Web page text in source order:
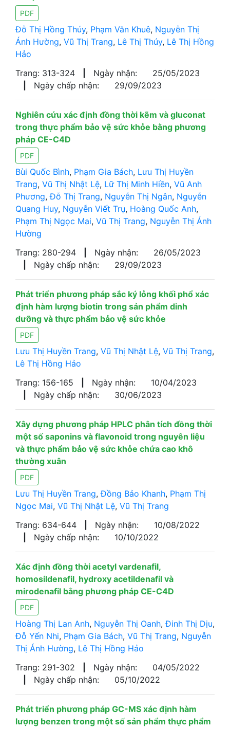
PDF
Đỗ Thị Hồng Thúy, Phạm Văn Khuê, Nguyễn Thị
Ánh Hường, Vũ Thị Trang, Lê Thị Thúy, Lê Thị Hồng
Hảo
Trang: 313-324
Ngày nhận:
25/05/2023
Ngày chấp nhận: 29/09/2023
Nghiên cứu xác định đồng thời kẽm và gluconat
trong thực phẩm bảo vệ sức khỏe bằng phương
pháp CE-C4D
PDF
Bùi Quốc Bình, Phạm Gia Bách, Lưu Thị Huyền
Trang, Vũ Thị Nhật Lệ, Lữ Thị Minh Hiền, Vũ Anh
Phương,Đỗ Thị Trang, Nguyễn Thị Ngân, Nguyễn
Quang Huy, Nguyễn Viết Trụ, Hoàng Quốc Anh,
Phạm Thị Ngọc Mai, Vũ Thị Trang, Nguyễn Thị Ánh
Hường
Trang: 280-294
Ngày nhận:
26/05/2023
Ngày chấp nhận: 29/09/2023
Phát triển phương pháp sắc ký lỏng khối phổ xác
định hàm lượng biotin trong sản phẩm dinh
dưỡng và thực phẩm bảo vệ sức khỏe
PDF
Lưu Thị Huyền Trang, Vũ Thị Nhật Lệ, Vũ Thị Trang,
Lê Thị Hồng Hảo
Trang: 156-165
Ngày nhận:
10/04/2023
Ngày chấp nhận: 30/06/2023
Xây dựng phương pháp HPLC phân tích đồng thời
một số saponins và flavonoid trong nguyên liệu
và thực phẩm bảo vệ sức khỏe chứa cao khô
thường xuân
PDF
Lưu Thị Huyền Trang,Đồng Bảo Khanh, Phạm Thị
Ngọc Mai, Vũ Thị Nhật Lệ, Vũ Thị Trang
Trang: 634-644
Ngày nhận:
10/08/2022
Ngày chấp nhận: 10/10/2022
Xác định đồng thời acetyl vardenafil,
homosildenafil, hydroxy acetildenafil và
mirodenafil bằng phương pháp CE-C4D
PDF
Hoàng Thị Lan Anh, Nguyễn Thị Oanh,Đinh Thị Dịu,
Đỗ Yến Nhi, Phạm Gia Bách, Vũ Thị Trang, Nguyễn
Thị Ánh Hường, Lê Thị Hồng Hảo
Trang: 291-302
Ngày nhận:
04/05/2022
Ngày chấp nhận: 05/10/2022
Phát triển phương pháp GC-MS xác định hàm
lượng benzen trong một số sản phẩm thực phẩm